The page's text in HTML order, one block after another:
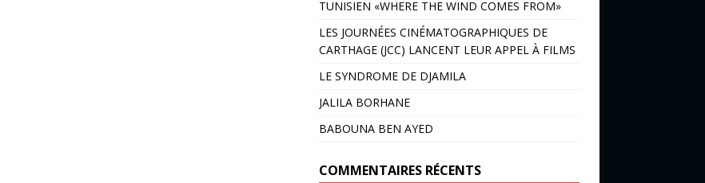
TUNISIEN «WHERE THE WIND COMES FROM»
LES JOURNÉES CINÉMATOGRAPHIQUES DE
CARTHAGE (JCC) LANCENT LEUR APPEL À FILMS
LE SYNDROME DE DJAMILA
JALILA BORHANE
BABOUNA BEN AYED
COMMENTAIRES RÉCENTS